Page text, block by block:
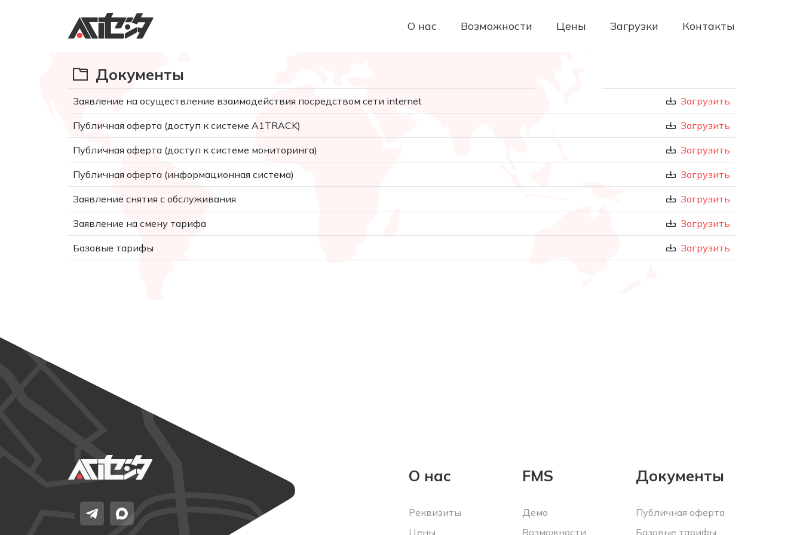
О нас Возможности Цены Загрузки Контакты
Документы
Заявление на осуществление взаимодействия посредством сети internet Загрузить
Публичная оферта (доступ к системе A1TRACK) Загрузить
Публичная оферта (доступ к системе мониторинга) Загрузить
Публичная оферта (информационная система) Загрузить
Заявление снятия с обслуживания Загрузить
Заявление на смену тарифа Загрузить
Базовые тарифы Загрузить
О нас
Реквизиты
Цены
FMS
Демо
Возможности
Документы
Публичная оферта
Базовые тарифы